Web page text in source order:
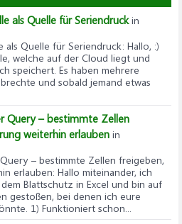
als Quelle für Seriendruckin
als Quelle für Seriendruck: Hallo, :)
welche auf der Cloud liegt und
speichert. Es haben mehrere
und sobald jemand etwas
Query – bestimmte Zellen
weiterhin erlauben in
– bestimmte Zellen freigeben,
erlauben: Hallo miteinander, ich
Blattschutz in Excel und bin auf
gestoßen, bei denen ich eure
1) Funktioniert schon...